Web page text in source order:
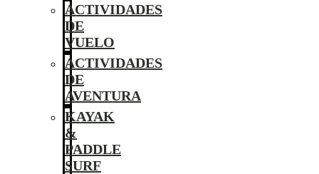
ACTIVIDADES
DE
VUELO
ACTIVIDADES
DE
AVENTURA
KAYAK
&
PADDLE
SURF